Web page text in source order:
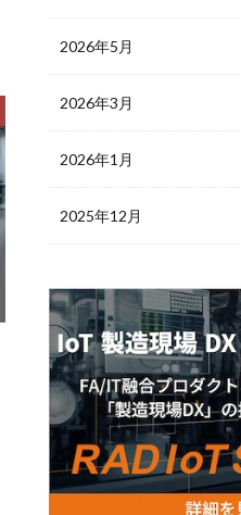
2026年5月
2026年3月
2026年1月
2025年12月